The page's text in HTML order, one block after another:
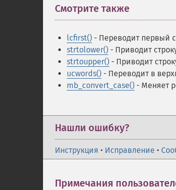
Смотрите также
lcfirst() - Переводит первый
strtolower() - Приводит
strtoupper() - Приводит
ucwords() - Переводит в
mb_convert_case() - Меняет
Нашли ошибку?
Инструкция • Исправление •
Примечания